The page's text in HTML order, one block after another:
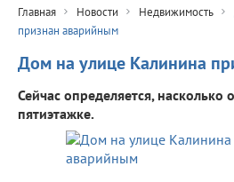
Главная Новости Недвижимость
признан аварийным
Дом на улице Калинина
Сейчас определяется, насколько
пятиэтажке.